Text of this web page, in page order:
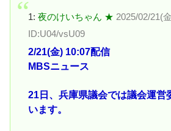
1: 夜のけいちゃん ★ 2025/02/21(
ID:U04/vsU09
2/21(金) 10:07配信
MBSニュース
21日、兵庫県議会では議会運営
います。